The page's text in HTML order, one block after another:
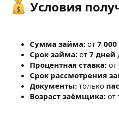
Условия
Сумма займа: от 7 000
Срок займа: от 7 дней
Процентная ставка: от
Срок рассмотрения
Документы: только
Возраст заёмщика: от